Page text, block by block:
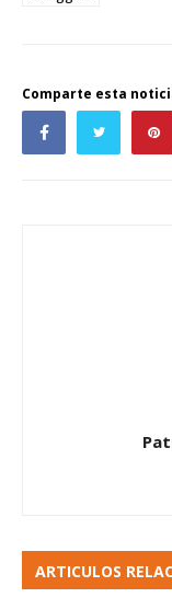
Comparte esta
ARTICULOS